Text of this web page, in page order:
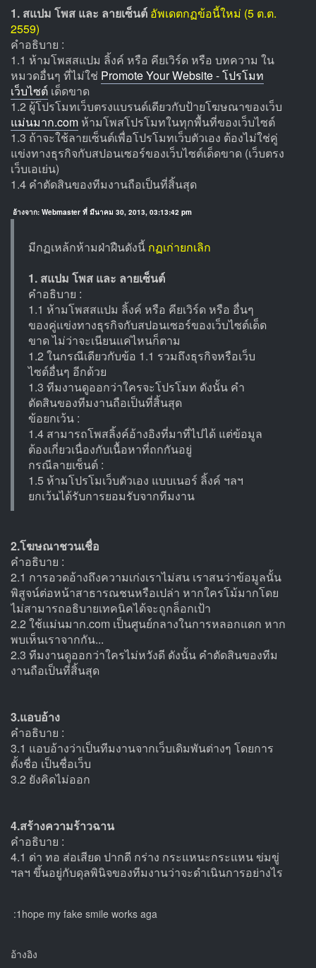
1. สแปม โพส และ ลายเซ็นต์ อัพเดตกฏข้อนี้ใหม่ (5 ต.ต.
2559)
คำอธิบาย :
1.1 ห้ามโพสสแปม ลิ้งค์ หรือ คียเวิร์ด หรือ บทความ ใน
หมวดอื่นๆ ที่ไม่ใช่ Promote Your Website - โปรโมท
เว็บไซต์ เด็ดขาด
1.2 ผู้โปรโมทเว็บตรงแบรนด์เดียวกับป้ายโฆษณาของเว็บ
แม่นมาก.com ห้ามโพสโปรโมทในทุกพื้นที่ของเว็บไซต์
1.3 ถ้าจะใช้ลายเซ็นต์เพื่อโปรโมทเว็บตัวเอง ต้องไม่ใช่คู่
แข่งทางธุรกิจกับสปอนเซอร์ของเว็บไซต์เด็ดขาด (เว็บตรง
เว็บเอเย่น)
1.4 คำตัดสินของทีมงานถือเป็นที่สิ้นสุด
อ้างจาก: Webmaster ที่ มีนาคม 30, 2013, 03:13:42 pm
มีกฏเหล้กห้ามฝ่าฝืนดังนี้ กฏเก่ายกเลิก
1. สแปม โพส และ ลายเซ็นต์
คำอธิบาย :
1.1 ห้ามโพสสแปม ลิ้งค์ หรือ คียเวิร์ด หรือ อื่นๆ
ของคู่แข่งทางธุรกิจกับสปอนเซอร์ของเว็บไซต์เด็ด
ขาด ไม่ว่าจะเนียนแค่ไหนก็ตาม
1.2 ในกรณีเดียวกับข้อ 1.1 รวมถึงธุรกิจหรือเว็บ
ไซต์อื่นๆ อีกด้วย
1.3 ทีมงานดูออกว่าใครจะโปรโมท ดังนั้น คำ
ตัดสินของทีมงานถือเป็นที่สิ้นสุด
ข้อยกเว้น :
1.4 สามารถโพสลิ้งค์อ้างอิงที่มาที่ไปได้ แต่ข้อมูล
ต้องเกี่ยวเนื่องกับเนื้อหาที่ถกกันอยู่
กรณีลายเซ็นต์ :
1.5 ห้ามโปรโมเว็บตัวเอง แบบเนอร์ ลิ้งค์ ฯลฯ
ยกเว้นได้รับการยอมรับจากทีมงาน
2.โฆษณาชวนเชื่อ
คำอธิบาย :
2.1 การอวดอ้างถึงความเก่งเราไม่สน เราสนว่าข้อมูลนั้น
พิสูจน์ต่อหน้าสาธารณชนหรือเปล่า หากใครโม้มากโดย
ไม่สามารถอธิบายเทคนิคได้จะถูกล็อกเป้า
2.2 ใช้แม่นมาก.com เป็นศูนย์กลางในการหลอกแดก หาก
พบเห็นเราจากกัน...
2.3 ทีมงานดูออกว่าใครไม่หวังดี ดังนั้น คำตัดสินของทีม
งานถือเป็นที่สิ้นสุด
3.แอบอ้าง
คำอธิบาย :
3.1 แอบอ้างว่าเป็นทีมงานจากเว็บเดิมพันต่างๆ โดยการ
ตั้งชื่อ เป็นชื่อเว็บ
3.2 ยังคิดไม่ออก
4.สร้างความร้าวฉาน
คำอธิบาย :
4.1 ด่า ทอ ส่อเสียด ปากดี กร่าง กระแหนะกระแหน ข่มขู่
ฯลฯ ขึ้นอยู่กับดุลพินิจของทีมงานว่าจะดำเนินการอย่างไร
:1hope my fake smile works aga
อ้างอิง